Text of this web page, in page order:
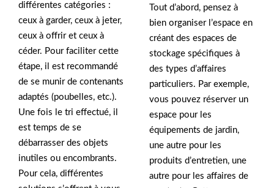
différentes catégories :
ceux à garder, ceux à jeter,
ceux à offrir et ceux à
céder. Pour faciliter cette
étape, il est recommandé
de se munir de contenants
adaptés (poubelles, etc.).
Une fois le tri effectué, il
est temps de se
débarrasser des objets
inutiles ou encombrants.
Pour cela, différentes
Tout d’abord, pensez à
bien organiser l’espace en
créant des espaces de
stockage spécifiques à
des types d’affaires
particuliers. Par exemple,
vous pouvez réserver un
espace pour les
équipements de jardin,
une autre pour les
produits d’entretien, une
autre pour les affaires de